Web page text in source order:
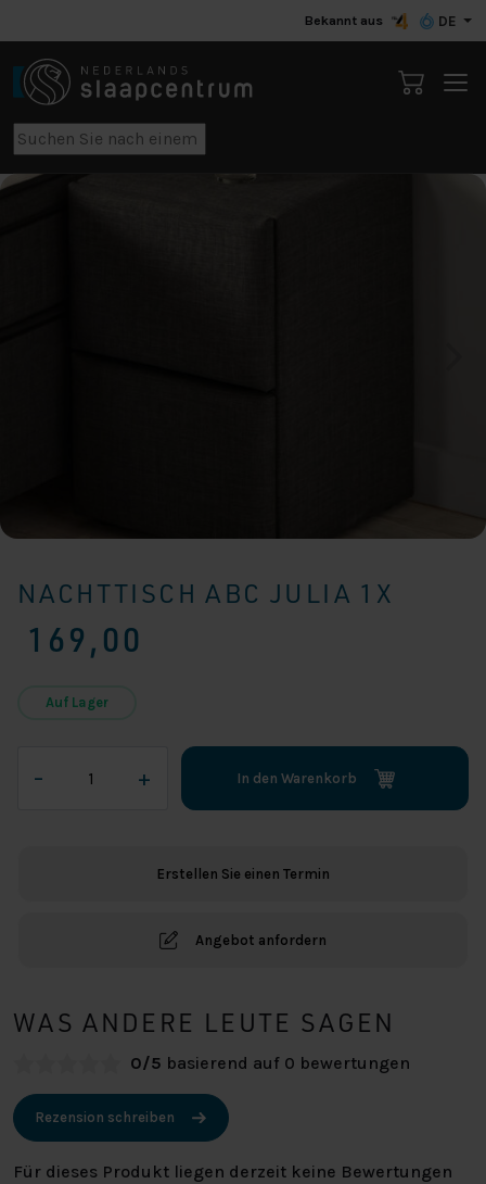
Bekannt aus DE
NACHTTISCH ABC JULIA 1X
169,00
Auf Lager
–
ABC
+ In den Warenkorb
Erstellen Sie einen Termin
Angebot anfordern
WAS ANDERE LEUTE SAGEN
0/5 basierend auf 0 bewertungen
Rezension schreiben
Für dieses Produkt liegen derzeit keine Bewertungen